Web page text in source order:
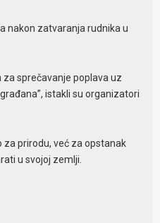
nakon zatvaranja rudnika u
sprečavanje poplava uz
istakli su organizatori
za prirodu, već za opstanak
u svojoj zemlji.